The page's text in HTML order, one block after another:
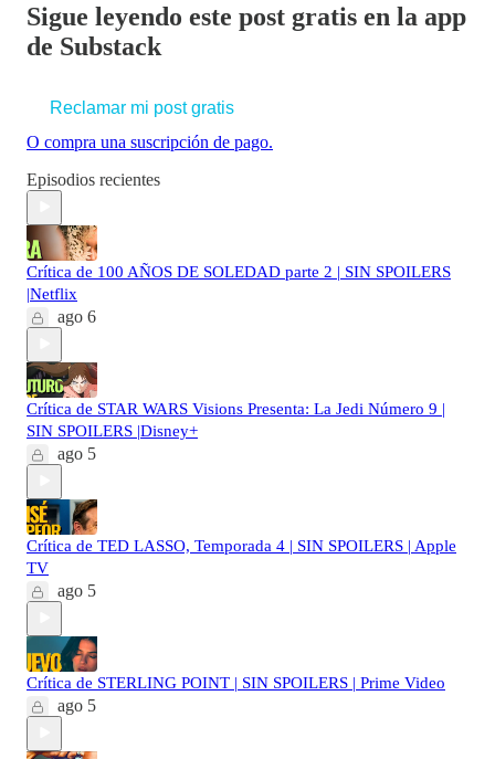
Sigue leyendo este post gratis en la app
de Substack
Reclamar mi post gratis
O compra una suscripción de pago.
Episodios recientes
Crítica de 100 AÑOS DE SOLEDAD parte 2 | SIN SPOILERS
|Netflix
ago 6
Crítica de STAR WARS Visions Presenta: La Jedi Número 9 |
SIN SPOILERS |Disney+
ago 5
Crítica de TED LASSO, Temporada 4 | SIN SPOILERS | Apple
TV
ago 5
Crítica de STERLING POINT | SIN SPOILERS | Prime Video
ago 5